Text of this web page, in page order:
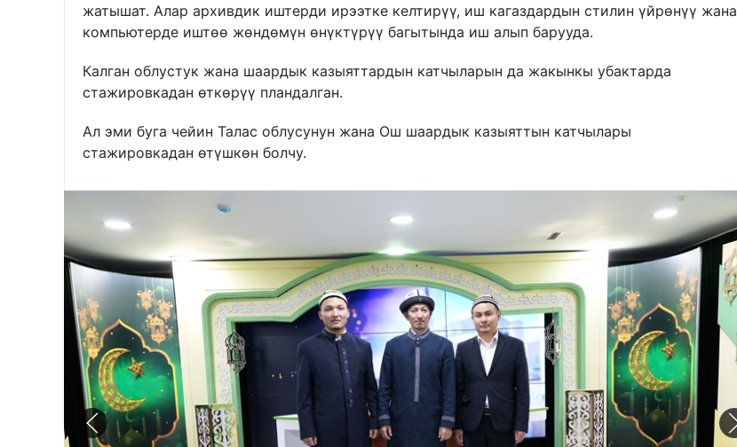
жатышат. Алар архивдик иштерди ирээтке келтирүү, иш кагаздардын стилин үйрөнүү жана
компьютерде иштөө жөндөмүн өнүктүрүү багытында иш алып барууда.
Калган облустук жана шаардык казыяттардын катчыларын да жакынкы убактарда
стажировкадан өткөрүү пландалган.
Ал эми буга чейин Талас облусунун жана Ош шаардык казыяттын катчылары
стажировкадан өтүшкөн болчу.